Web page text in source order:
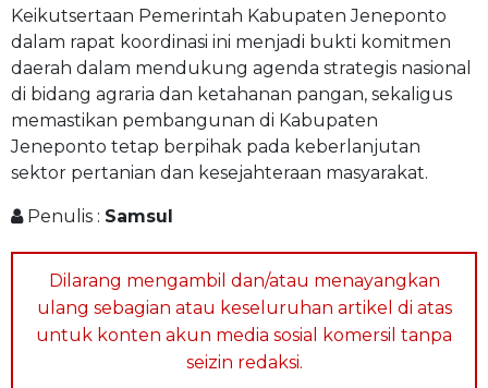
Keikutsertaan Pemerintah Kabupaten Jeneponto
dalam rapat koordinasi ini menjadi bukti komitmen
daerah dalam mendukung agenda strategis nasional
di bidang agraria dan ketahanan pangan, sekaligus
memastikan pembangunan di Kabupaten
Jeneponto tetap berpihak pada keberlanjutan
sektor pertanian dan kesejahteraan masyarakat.
Penulis : Samsul
Dilarang mengambil dan/atau menayangkan
ulang sebagian atau keseluruhan artikel di atas
untuk konten akun media sosial komersil tanpa
seizin redaksi.